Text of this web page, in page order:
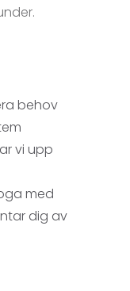
behov
vi upp
med
dig av